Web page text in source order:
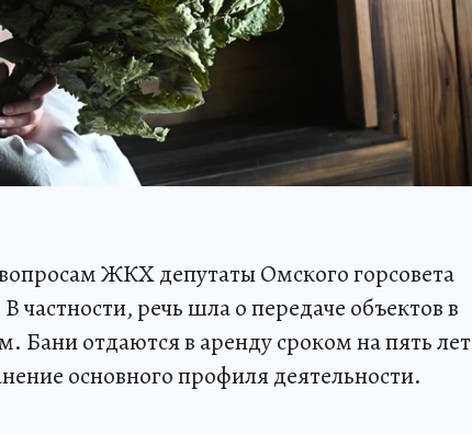
ЖКХ депутаты Омского горсовета
частности, речь шла о передаче объектов в
Бани отдаются в аренду сроком на пять лет
основного профиля деятельности.